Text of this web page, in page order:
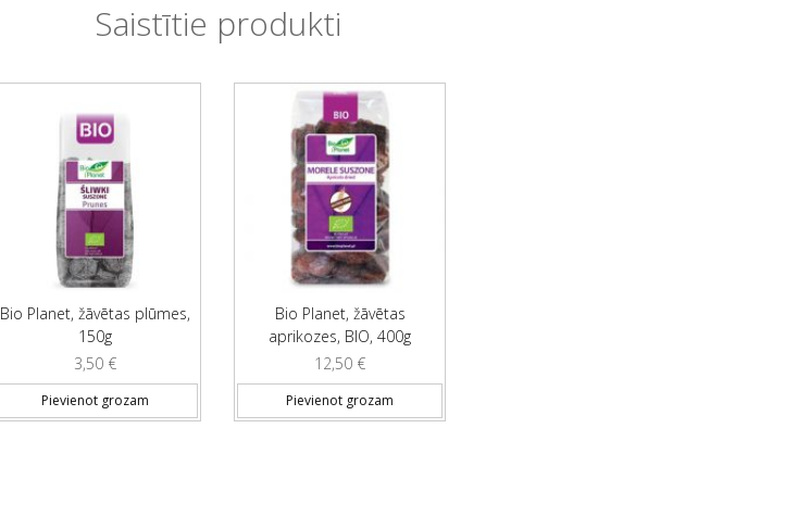
Saistītie produkti
Bio Planet, žāvētas plūmes,
150g
3,50 €
Pievienot grozam
Bio Planet, žāvētas
aprikozes, BIO, 400g
12,50 €
Pievienot grozam